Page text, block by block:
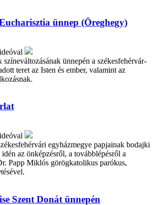
ünnep (Öreghegy)
ünnepén a székesfehérvár-
teret az Isten és ember, valamint az
egyházmegye papjainak bodajki
az önképzésről, a továbblépésről a
Papp Miklós görögkatolikus parókus,
Szent Donát ünnepén